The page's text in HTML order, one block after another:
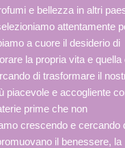
e bellezza in altri
attentamente
a cuore il desiderio di
la propria vita e quella
di trasformare il
piacevole e accogliente
prime che non
crescendo e cercando
il benessere, la